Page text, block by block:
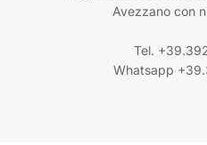
Avezzano con
Tel.
Whatsapp